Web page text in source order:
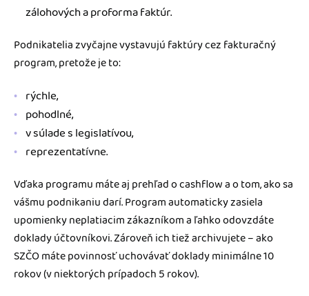
zálohových a proforma faktúr.
Podnikatelia zvyčajne vystavujú faktúry cez fakturačný
program, pretože je to:
rýchle,
pohodlné,
v súlade s legislatívou,
reprezentatívne.
Vďaka programu máte aj prehľad o cashflow a o tom, ako sa
vášmu podnikaniu darí. Program automaticky zasiela
upomienky neplatiacim zákazníkom a ľahko odovzdáte
doklady účtovníkovi. Zároveň ich tiež archivujete – ako
SZČO máte povinnosť uchovávať doklady minimálne 10
rokov (v niektorých prípadoch 5 rokov).